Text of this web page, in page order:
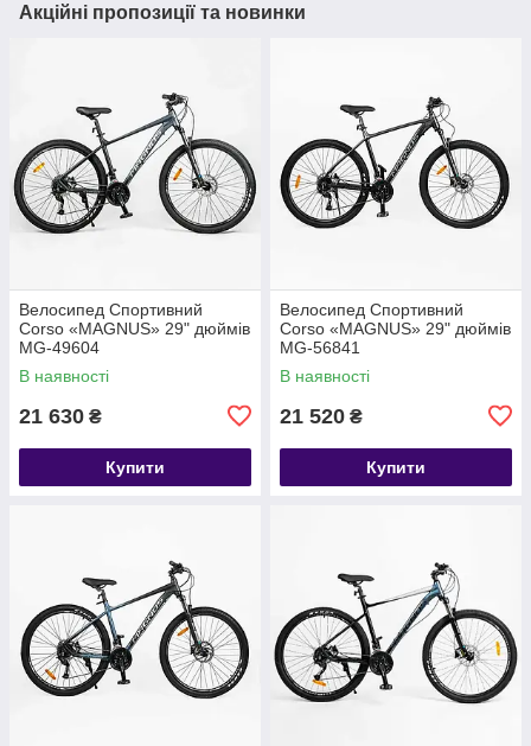
Акційні пропозиції та новинки
Велосипед Спортивний
Corso «MAGNUS» 29" дюймів
MG-49604
В наявності
21 630 ₴
Купити
Велосипед Спортивний
Corso «MAGNUS» 29" дюймів
MG-56841
В наявності
21 520 ₴
Купити